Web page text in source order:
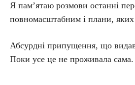
Я пам’ятаю розмови останні
повномасштабним і плани,
Абсурдні припущення, що
Поки усе це не проживала сама.